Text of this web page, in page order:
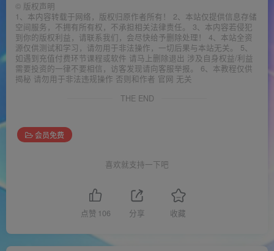
© 版权声明
1、本内容转载于网络，版权归原作者所有！ 2、本站仅提供信息存储
空间服务，不拥有所有权，不承担相关法律责任。 3、本内容若侵犯
到你的版权利益，请联系我们，会尽快给予删除处理！ 4、本站全资
源仅供测试和学习，请勿用于非法操作，一切后果与本站无关。 5、
如遇到充值付费环节课程或软件 请马上删除退出 涉及自身权益/利益
需要投资的一律不要相信，访客发现请向客服举报。 6、本教程仅供
揭秘 请勿用于非法违规操作 否则和作者 官网 无关
THE END
会员免费
喜欢就支持一下吧
点赞 106 分享 收藏